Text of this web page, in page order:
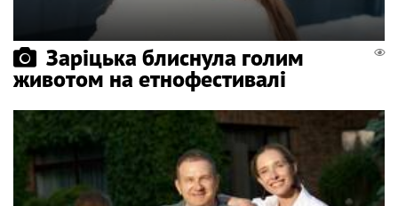
Заріцька блиснула голим
животом на етнофестивалі